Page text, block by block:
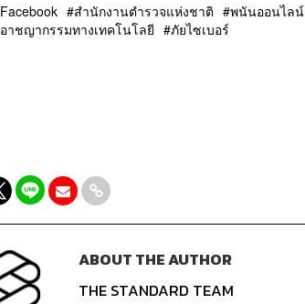
Facebook สำนักงานตำรวจแห่งชาติ พนันออนไลน์
อาชญากรรมทางเทคโนโลยี
ภัยไซเบอร์
ABOUT THE AUTHOR
THE STANDARD TEAM